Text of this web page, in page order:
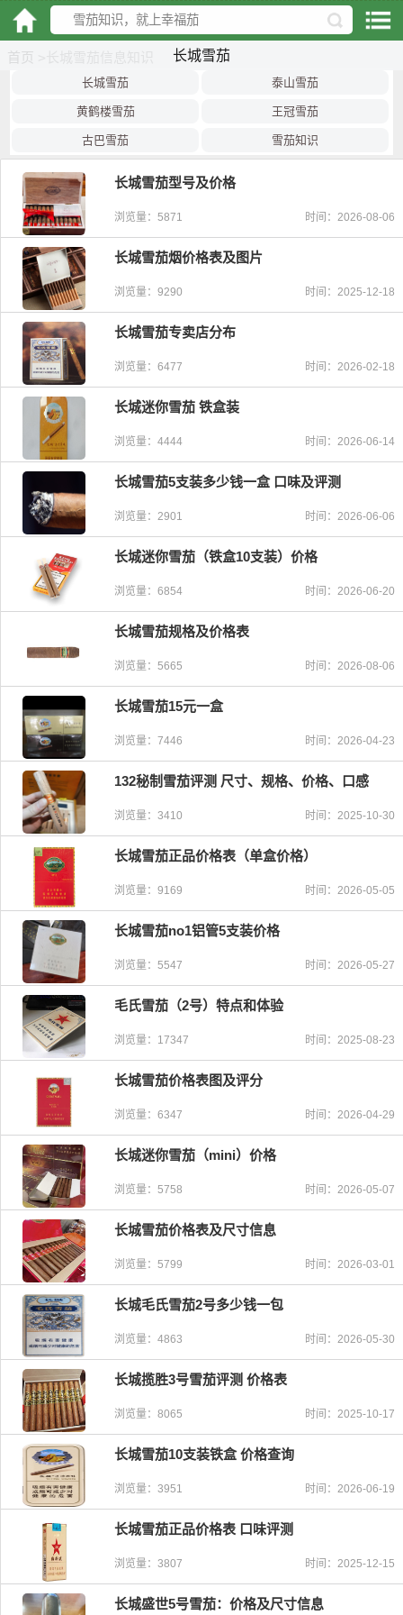
长城雪茄
首页
长城雪茄 泰山雪茄
黄鹤楼雪茄 王冠雪茄
古巴雪茄 雪茄知识
长城雪茄型号及价格
浏览量：5871 时间：2026-08-06
长城雪茄烟价格表及图片
浏览量：9290 时间：2025-12-18
长城雪茄专卖店分布
浏览量：6477 时间：2026-02-18
长城迷你雪茄 铁盒装
浏览量：4444 时间：2026-06-14
长城雪茄5支装多少钱一盒 口味及评测
浏览量：2901 时间：2026-06-06
长城迷你雪茄（铁盒10支装）价格
浏览量：6854 时间：2026-06-20
长城雪茄规格及价格表
浏览量：5665 时间：2026-08-06
长城雪茄15元一盒
浏览量：7446 时间：2026-04-23
132秘制雪茄评测 尺寸、规格、价格、口感
浏览量：3410 时间：2025-10-30
长城雪茄正品价格表（单盒价格）
浏览量：9169 时间：2026-05-05
长城雪茄no1铝管5支装价格
浏览量：5547 时间：2026-05-27
毛氏雪茄（2号）特点和体验
浏览量：17347 时间：2025-08-23
长城雪茄价格表图及评分
浏览量：6347 时间：2026-04-29
长城迷你雪茄（mini）价格
浏览量：5758 时间：2026-05-07
长城雪茄价格表及尺寸信息
浏览量：5799 时间：2026-03-01
长城毛氏雪茄2号多少钱一包
浏览量：4863 时间：2026-05-30
长城揽胜3号雪茄评测 价格表
浏览量：8065 时间：2025-10-17
长城雪茄10支装铁盒 价格查询
浏览量：3951 时间：2026-06-19
长城雪茄正品价格表 口味评测
浏览量：3807 时间：2025-12-15
长城盛世5号雪茄：价格及尺寸信息